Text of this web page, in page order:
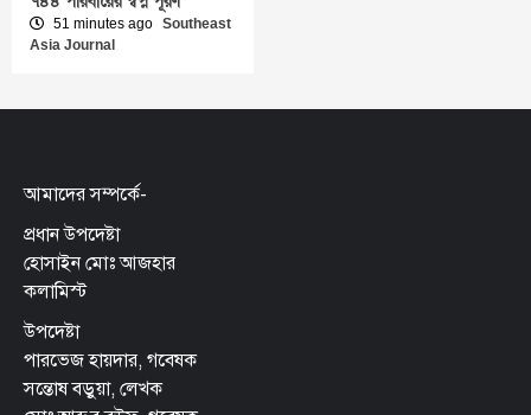
51 minutes ago Southeast
Asia Journal
আমাদের সম্পর্কে-
প্রধান উপদেষ্টা
হোসাইন মোঃ আজহার
কলামিস্ট
উপদেষ্টা
পারভেজ হায়দার, গবেষক
সন্তোষ বড়ুয়া, লেখক